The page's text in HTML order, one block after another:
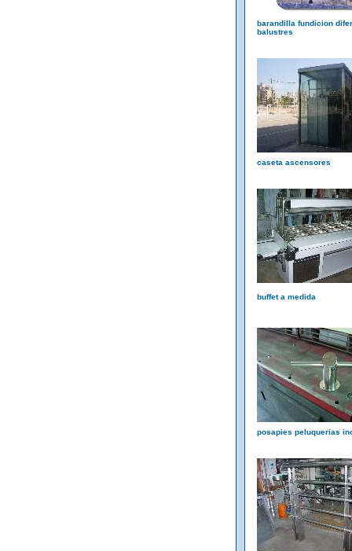
barandilla fundicion
balustres
caseta ascensores
buffet a medida
posapies peluquerias